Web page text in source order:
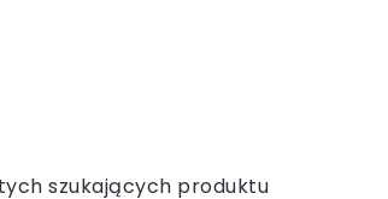
szukających produktu